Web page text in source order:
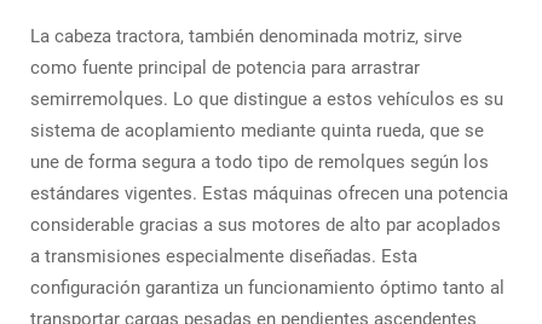
La cabeza tractora, también denominada motriz, sirve
como fuente principal de potencia para arrastrar
semirremolques. Lo que distingue a estos vehículos es su
sistema de acoplamiento mediante quinta rueda, que se
une de forma segura a todo tipo de remolques según los
estándares vigentes. Estas máquinas ofrecen una potencia
considerable gracias a sus motores de alto par acoplados
a transmisiones especialmente diseñadas. Esta
configuración garantiza un funcionamiento óptimo tanto al
transportar cargas pesadas en pendientes ascendentes